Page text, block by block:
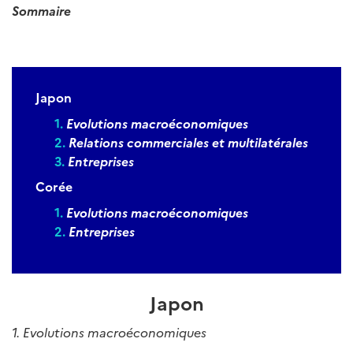
Sommaire
Japon
Evolutions macroéconomiques
Relations commerciales et multilatérales
Entreprises
Corée
Evolutions macroéconomiques
Entreprises
Japon
1. Evolutions macroéconomiques